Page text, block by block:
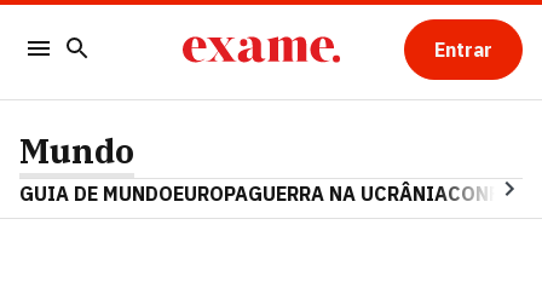
Entrar
Mundo
GUIA DE MUNDOEUROPAGUERRA NA UCRÂNIA